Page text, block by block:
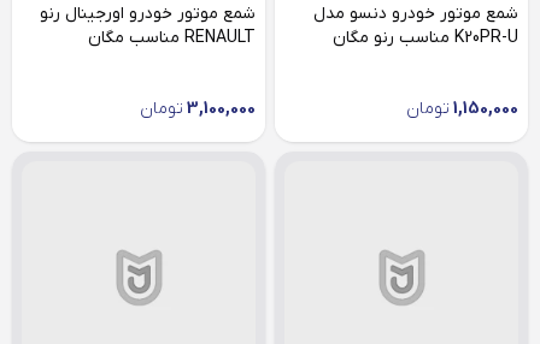
شمع موتور خودرو دنسو مدل
K20PR-U مناسب رنو مگان
1,150,000 تومان
شمع موتور خودرو اورجینال رنو
RENAULT مناسب مگان
3,100,000 تومان